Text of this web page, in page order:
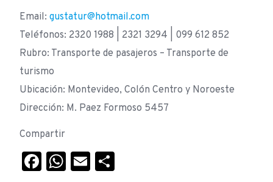
Email: gustatur@hotmail.com
Teléfonos: 2320 1988 | 2321 3294 | 099 612 852
Rubro: Transporte de pasajeros – Transporte de
turismo
Ubicación: Montevideo, Colón Centro y Noroeste
Dirección: M. Paez Formoso 5457
Compartir
Facebook
WhatsApp
Email